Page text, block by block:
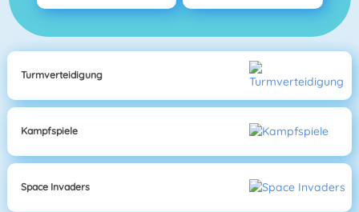
Turmverteidigung
Kampfspiele
Space Invaders